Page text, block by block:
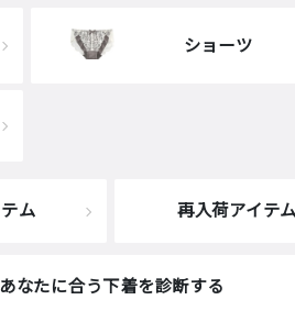
ショーツ
ム 再入荷アイテム
あなたに合う下着を診断する